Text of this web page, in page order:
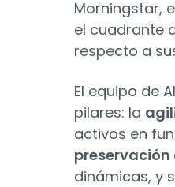
Morningstar,
el cuadrante
respecto a
El equipo de
pilares: la
activos en
dinámicas, y